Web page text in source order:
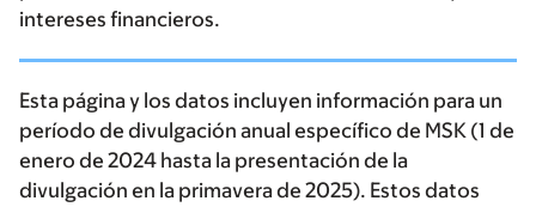
intereses financieros.
Esta página y los datos incluyen información para un
período de divulgación anual específico de MSK (1 de
enero de 2024 hasta la presentación de la
divulgación en la primavera de 2025). Estos datos